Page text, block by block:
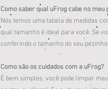
Como saber qual uFrog cabe no meu
Nós temos uma tabela de medidas
qual tamanho é ideal para você. Se
conferindo o tamanho do seu
Como são os cuidados com a uFrog?
É bem simples, você pode limpar